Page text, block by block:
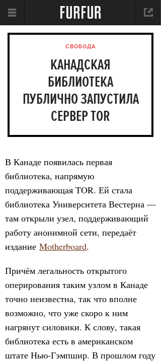
СВОБОДА
КАНАДСКАЯ
БИБЛИОТЕКА
ПУБЛИЧНО ЗАПУСТИЛА
СЕРВЕР TOR
В Канаде появилась первая
библиотека, напрямую
поддерживающая TOR. Ей стала
библиотека Университета Вестерна —
там открыли узел, поддерживающий
работу анонимной сети, передаёт
издание Motherboard.
Причём легальность открытого
оперирования таким узлом в Канаде
точно неизвестна, так что вполне
возможно, что уже скоро к ним
нагрянут силовики. К слову, такая
библиотека есть в американском
штате Нью-Гэмпшир. В прошлом году